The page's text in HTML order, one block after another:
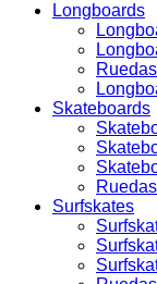
Longboards
Skateboards
Ruedas
Surfskates